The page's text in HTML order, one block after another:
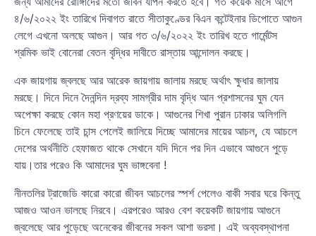
৪/৬/২০২২ ইং তারিখে দিবাগত রাতে সীতাকুণ্ডের বিএন কন্টেইনার ডিপোতে আগুন
লেগে এখনো অলছে আগুন। আর গত ৩/৬/২০২২ ইং তারিখ হতে গার্মেন্টস
শ্রমিক ভাই বোনেরা বেতন বৃদ্ধির দাবীতে রাস্তায় আন্দোলন করছে।
এক জায়গায় জ্বলছে আর আরেক জায়গায় জালায় মরছে অর্থাৎ ক্ষুধার জালায়
মরছে। দিনে দিনে দৈনন্দিন দ্রব্য সামগ্রীর দাম বৃদ্ধি আন প্রশাসনের ঘুম যেন
অপেক্ষা করছে কোন মহা প্রণয়ের ডাকে। আগুনের শিখা পুরান ঢাকার অলিগলি
চিনে ফেলেছে তাই চান্স পেলেই জালিয়ে দিচ্ছে আমাদের মায়ের আচল, যে আচলে
দেশের অর্থনীতি হেফাজত থাকে সেখানে যদি দিনে পর দিন এভাবে আগুনে পুড়ে
যায়।তার পরেও কি আমাদের ঘুম ভাঙ্গবেনা !
নীনতলির ট্রাজেডি কারো কারো জীবন আচলের স্পর্শ পেলেও বাকী সবার ঘরে কিন্তু
আজও আওন ভালছে নিরবে। এরপরেও আরও বেশ কয়েকটি জায়গায় আগুনে
জ্বলেছে আর পুড়েছে অনেকের জীবনের সকল আশা ভরসা। এই অব্যবস্থাপনা